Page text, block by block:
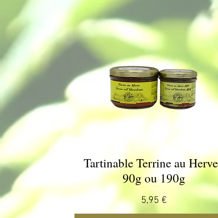
Aperçu rapide
Tartinable Terrine au
90g ou 190g
Prix
5,95 €